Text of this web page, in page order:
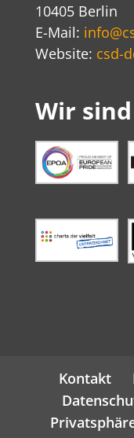
10405 Berlin
E-Mail:
Website: csd-
Wir
Kontakt